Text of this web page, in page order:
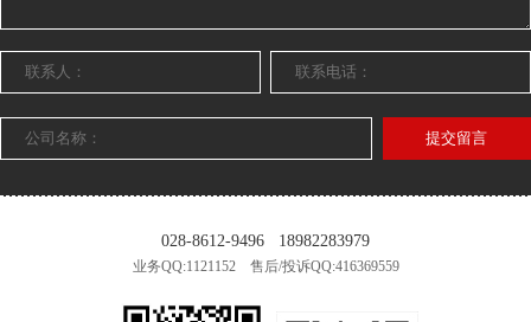
提交留言
028-8612-9496 18982283979
业务QQ:1121152 售后/投诉QQ:416369559